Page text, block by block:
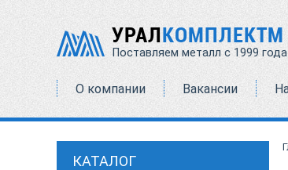
УРАЛКОМПЛЕКТМ
Поставляем металл с 1999 года
О компании Вакансии
КАТАЛОГ